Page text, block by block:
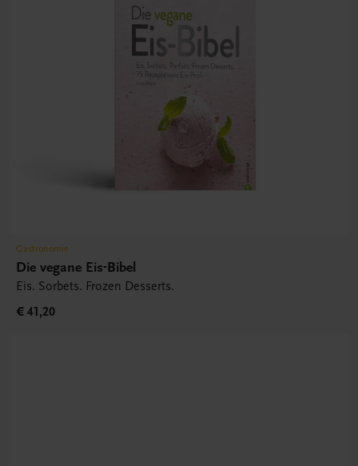
Gastronomie
Die vegane Eis-Bibel
Eis. Sorbets. Frozen Desserts.
€ 41,20